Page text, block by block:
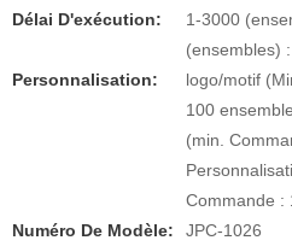
Délai D'exécution:
1-3000
(ensembles)
Personnalisation:
logo/motif
100
(min.
Commande :
Numéro De Modèle:
JPC-1026